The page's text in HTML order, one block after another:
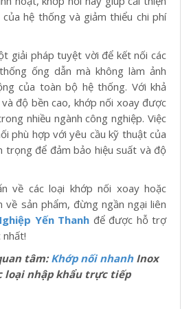
hệ thống và giảm thiểu chi phí
giải pháp tuyệt vời để kết nối các
ống dẫn mà không làm ảnh
của toàn bộ hệ thống. Với khả
độ bền cao, khớp nối xoay được
nhiều ngành công nghiệp. Việc
phù hợp với yêu cầu kỹ thuật của
trọng để đảm bảo hiệu suất và độ
về các loại khớp nối xoay hoặc
về sản phẩm, đừng ngần ngại liên
Yến Thanh để được hỗ trợ
nhất!
tâm:Khớp nối nhanhInox
loại nhập khẩu trực tiếp